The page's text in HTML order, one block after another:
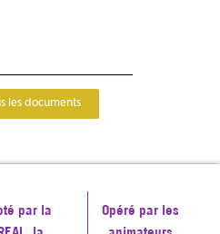
les documents
par la
Opéré par les